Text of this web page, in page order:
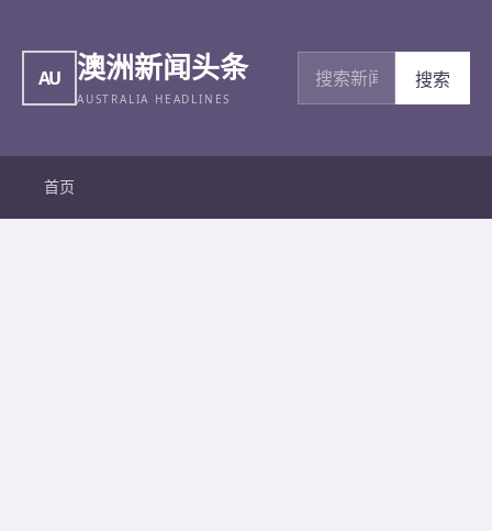
AU 澳洲新闻头条
AUSTRALIA HEADLINES
搜索新闻
搜索
首页